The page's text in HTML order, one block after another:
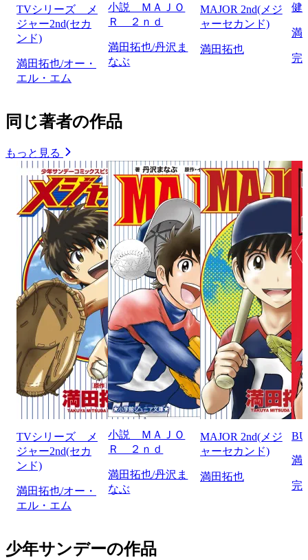
TVシリーズ メ
ジャー2nd(セカ
ンド)
満田拓也/オー・
エル・エム
小説 ＭＡＪＯ
Ｒ ２ｎｄ
満田拓也/丹沢ま
なぶ
MAJOR 2nd(メジ
ャーセカンド)
満田拓也
健
満
完
同じ著者の作品
もっと見る
TVシリーズ メ
ジャー2nd(セカ
ンド)
満田拓也/オー・
エル・エム
小説 ＭＡＪＯ
Ｒ ２ｎｄ
満田拓也/丹沢ま
なぶ
MAJOR 2nd(メジ
ャーセカンド)
満田拓也
満
完
少年サンデーの作品